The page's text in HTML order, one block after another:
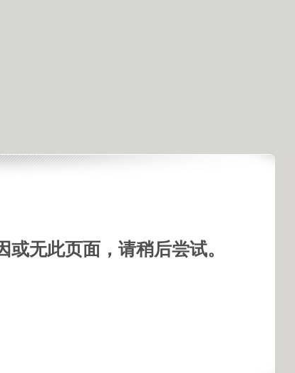
无此页面，请稍后尝试。